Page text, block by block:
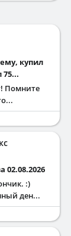
75...
Помните
02.08.2026
:)
ден...